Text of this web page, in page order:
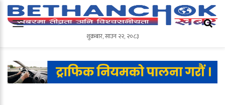
शुक्रबार,साउन २२,२०८३
शुक्रबार,साउन २२, २०८३